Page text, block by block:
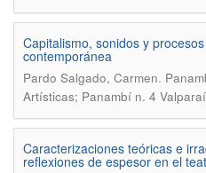
Capitalismo, sonidos y
contemporánea
Pardo Salgado, Carmen.
Artísticas; Panambí n. 4
Caracterizaciones teóricas e
reflexiones de espesor en el